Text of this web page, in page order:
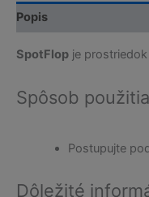
Popis
SpotFlop je
Spôsob použitia
Postupujte
Dôležité